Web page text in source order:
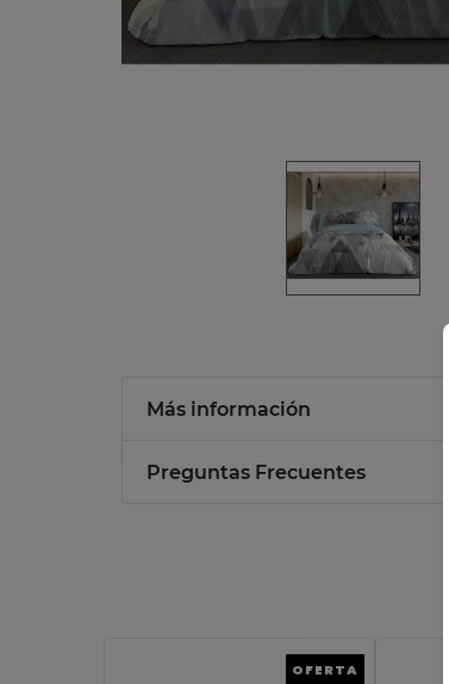
Más información
Preguntas Frecuentes
OFERTA